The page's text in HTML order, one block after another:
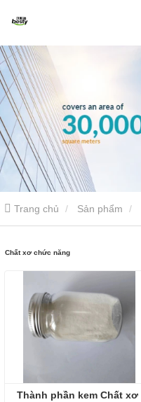
Trang chủ Sản phẩm
Chất xơ chức năng
Thành phần kem Chất xơ